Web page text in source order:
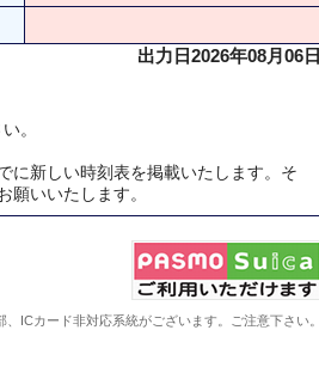
出力日2026年08月06日
。
に新しい時刻表を掲載いたします。そ
いいたします。
ICカード非対応系統がございます。ご注意下さい。